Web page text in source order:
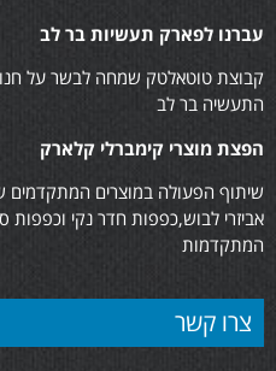
עברנו לפארק תעשיות בר לב
קבוצת טוטאלטק שמחה לבשר על
התעשיה בר לב
הפצת מוצרי קימברלי קלארק
שיתוף הפעולה במוצרים המתקדמים
אביזרי לבוש,כפפות חדר נקי וכפפות
המתקדמות
צרו קשר